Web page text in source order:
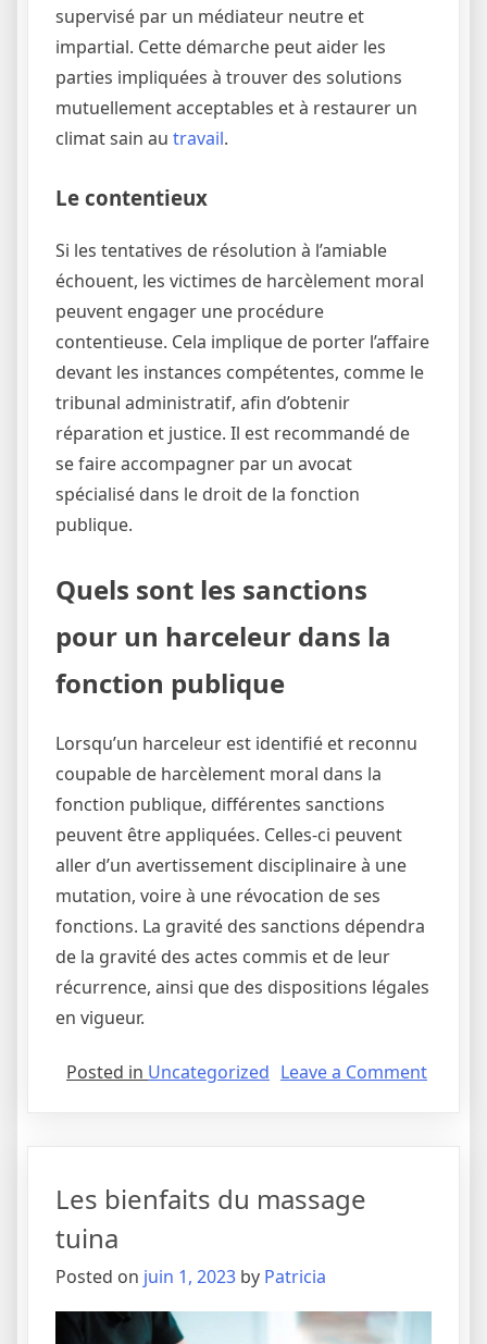
supervisé par un médiateur neutre et
impartial. Cette démarche peut aider les
parties impliquées à trouver des solutions
mutuellement acceptables et à restaurer un
climat sain au travail.
Le contentieux
Si les tentatives de résolution à l’amiable
échouent, les victimes de harcèlement moral
peuvent engager une procédure
contentieuse. Cela implique de porter l’affaire
devant les instances compétentes, comme le
tribunal administratif, afin d’obtenir
réparation et justice. Il est recommandé de
se faire accompagner par un avocat
spécialisé dans le droit de la fonction
publique.
Quels sont les sanctions
pour un harceleur dans la
fonction publique
Lorsqu’un harceleur est identifié et reconnu
coupable de harcèlement moral dans la
fonction publique, différentes sanctions
peuvent être appliquées. Celles-ci peuvent
aller d’un avertissement disciplinaire à une
mutation, voire à une révocation de ses
fonctions. La gravité des sanctions dépendra
de la gravité des actes commis et de leur
récurrence, ainsi que des dispositions légales
en vigueur.
Posted in Uncategorized Leave a Comment
Les bienfaits du massage
tuina
Posted on juin 1, 2023 by Patricia